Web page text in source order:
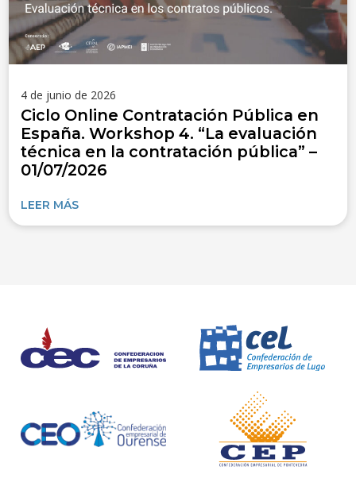
4 de junio de 2026
Ciclo Online Contratación Pública en
España. Workshop 4. “La evaluación
técnica en la contratación pública” –
01/07/2026
LEER MÁS